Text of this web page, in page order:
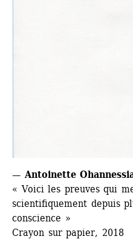
— Antoinette
« Voici les preuves qui
scientifiquement depuis
conscience »
Crayon sur papier, 2018